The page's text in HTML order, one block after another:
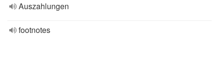
Auszahlungen
footnotes